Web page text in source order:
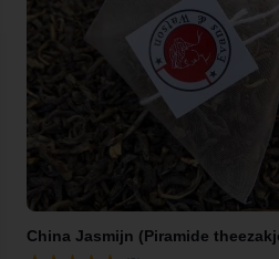
China Jasmijn (Piramide